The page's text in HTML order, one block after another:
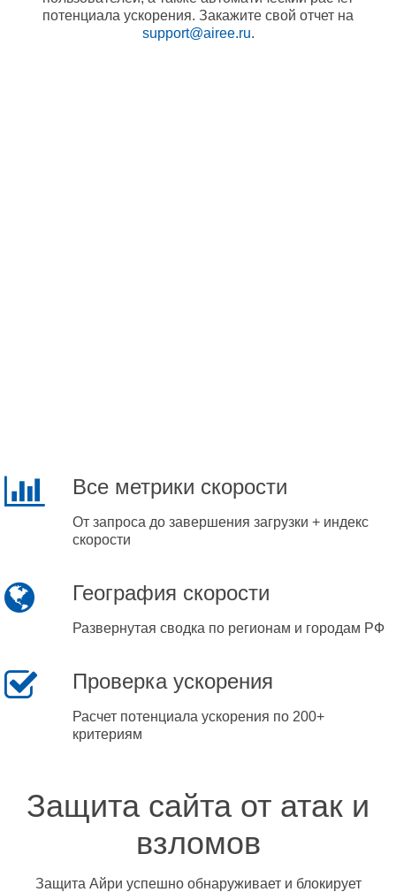
потенциала ускорения. Закажите свой отчет на
support@airee.ru.
Все метрики скорости
От запроса до завершения загрузки + индекс
скорости
География скорости
Развернутая сводка по регионам и городам РФ
Проверка ускорения
Расчет потенциала ускорения по 200+
критериям
Защита сайта от атак и
взломов
Защита Айри успешно обнаруживает и блокирует